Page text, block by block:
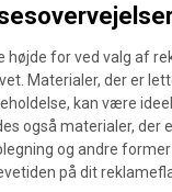
højde for ved valg af
Materialer, der er
kan være
også materialer, der
og andre
på dit